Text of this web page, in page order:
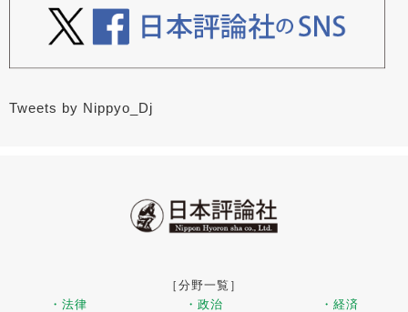
Tweets by Nippyo_Dj
［分野一覧］
・法律
・政治
・経済